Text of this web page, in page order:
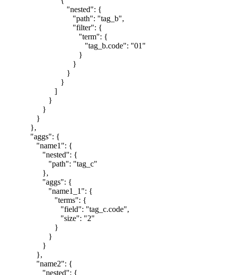
"nested": {
"path": "tag_b",
"filter": {
"term": {
"tag_b.code": "01"
}
}
}
}
]
}
}
}
},
"aggs": {
"name1": {
"nested": {
"path": "tag_c"
},
"aggs": {
"name1_1": {
"terms": {
"field": "tag_c.code",
"size": "2"
}
}
}
},
"name2": {
"nested": {